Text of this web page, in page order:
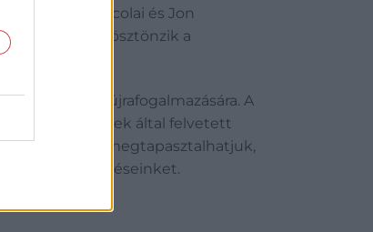
Carsten Nicolai és Jon
és arra ösztönzik a
kérdések újrafogalmazására. A
a művek által felvetett
és megtapasztalhatjuk,
elképzeléseinket.